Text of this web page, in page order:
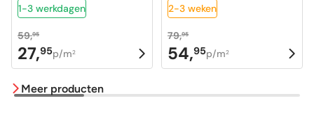
1-3 werkdagen
59,95
Oorspronkelijke
prijs
was:
27,95
Huidige
prijs
is:
p/m2
2-3 weken
79,95
Oorspronkelijke
prijs
54,95
Huidige
prijs
p/m2
Meer producten